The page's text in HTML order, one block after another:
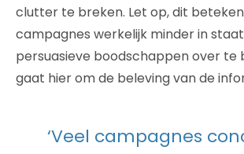
clutter te breken. Let op, dit
campagnes werkelijk minder in
persuasieve boodschappen over te
gaat hier om de beleving van de
‘Veel campagnes